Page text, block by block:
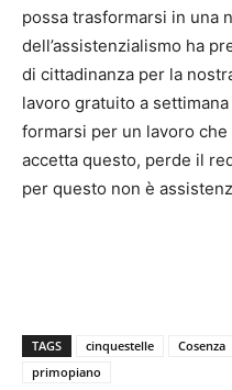
possa trasformarsi in una
dell’assistenzialismo ha
di cittadinanza per la
lavoro gratuito a
formarsi per un lavoro
accetta questo, perde il
per questo non è
TAGS cinquestelle Cosenza
primopiano